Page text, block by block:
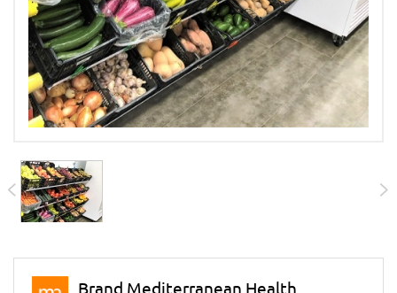
Brand Mediterranean Health